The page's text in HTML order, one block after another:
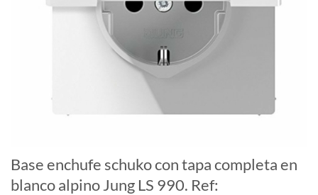
Base enchufe schuko con tapa completa en
blanco alpino Jung LS 990. Ref: